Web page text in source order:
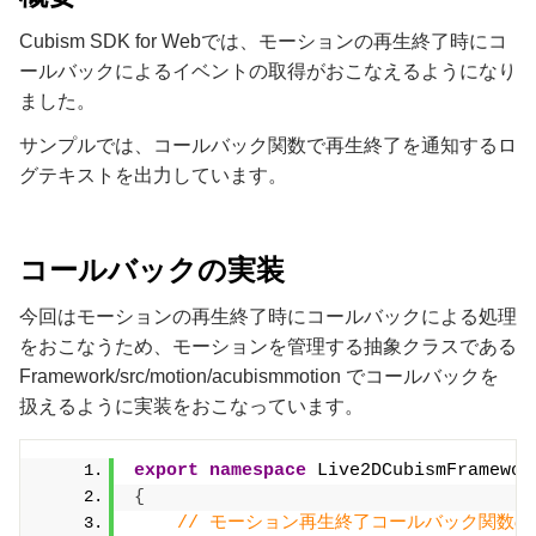
Cubism SDK for Webでは、モーションの再生終了時にコ
ールバックによるイベントの取得がおこなえるようになり
ました。
サンプルでは、コールバック関数で再生終了を通知するロ
グテキストを出力しています。
コールバックの実装
今回はモーションの再生終了時にコールバックによる処理
をおこなうため、モーションを管理する抽象クラスである
Framework/src/motion/acubismmotion でコールバックを
扱えるように実装をおこなっています。
export namespace
{
// モーション再生終了コールバック関数の